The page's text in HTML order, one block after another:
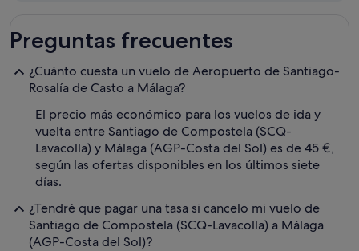
Preguntas frecuentes
¿Cuánto cuesta un vuelo de Aeropuerto de Santiago-
Rosalía de Casto a Málaga?
El precio más económico para los vuelos de ida y
vuelta entre Santiago de Compostela (SCQ-
Lavacolla) y Málaga (AGP-Costa del Sol) es de 45 €,
según las ofertas disponibles en los últimos siete
días.
¿Tendré que pagar una tasa si cancelo mi vuelo de
Santiago de Compostela (SCQ-Lavacolla) a Málaga
(AGP-Costa del Sol)?